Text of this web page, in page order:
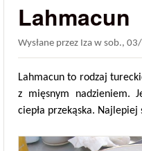
Lahmacun
Wysłane przez Iza w sob.,
Lahmacun to rodzaj
z mięsnym nadzieniem.
ciepła przekąska.